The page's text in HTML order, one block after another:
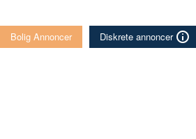
Bolig Annoncer Diskrete annoncer